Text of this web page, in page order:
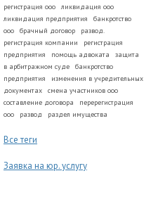
регистрация ооо
ликвидация ооо
ликвидация предприятия
банкротство
ооо
брачный договор
развод.
регистрация компании
регистрация
предприятия
помощь адвоката
защита
в арбитражном суде
банкротство
предприятия
изменения в учредительных
документах
смена участников ооо
составление договора
перерегистрация
ооо
развод раздел имущества
Все теги
Заявка на юр. услугу